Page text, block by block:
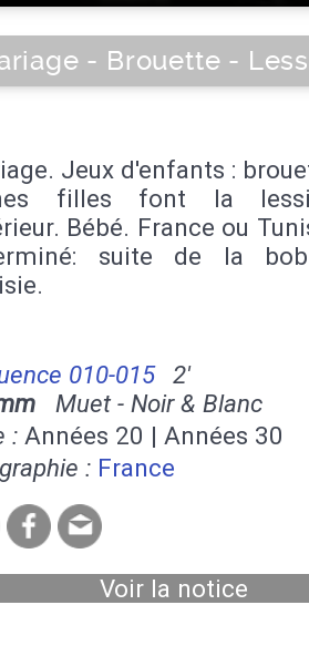
- Brouette -
Jeux d'enfants :
filles font la
Bébé. France ou
suite de la
010-015
2'
Muet - Noir & Blanc
: Années 20 | Années 30
: France
Voir la notice